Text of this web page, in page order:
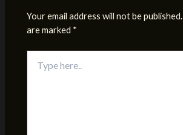
Your email address will not be published.
are marked *
here..